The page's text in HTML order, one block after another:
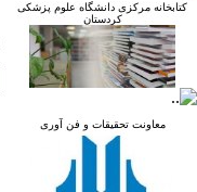
کتابخانه مرکزی دانشگاه علوم پزشکی
کردستان
معاونت تحقیقات و فن آوری